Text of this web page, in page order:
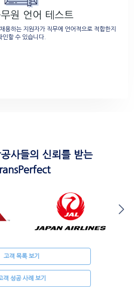
원 언어 테스트
용하는 지원자가 직무에 언어적으로 적합한지
인할 수 있습니다.
사들의 신뢰를 받는
고객 목록 보기
객 성공 사례 보기